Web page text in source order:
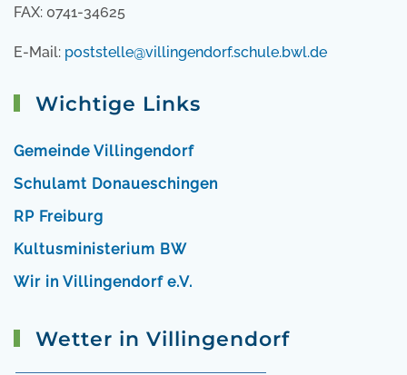
FAX: 0741-34625
E-Mail: poststelle@villingendorf.schule.bwl.de
Wichtige Links
Gemeinde Villingendorf
Schulamt Donaueschingen
RP Freiburg
Kultusministerium BW
Wir in Villingendorf e.V.
Wetter in Villingendorf